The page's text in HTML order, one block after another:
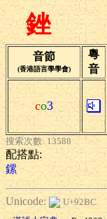
銼
音節
(香港語言學學會)
粵
音
co3
搜索次數: 13588
配搭點:
鏍
Unicode:
U+92BC